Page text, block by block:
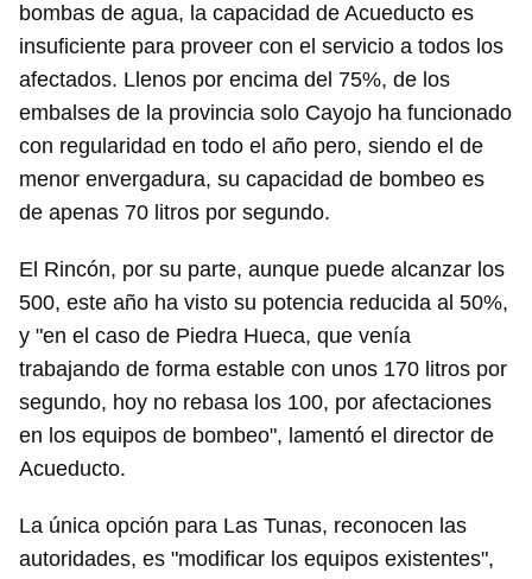
bombas de agua, la capacidad de Acueducto es
insuficiente para proveer con el servicio a todos los
afectados. Llenos por encima del 75%, de los
embalses de la provincia solo Cayojo ha funcionado
con regularidad en todo el año pero, siendo el de
menor envergadura, su capacidad de bombeo es
de apenas 70 litros por segundo.
El Rincón, por su parte, aunque puede alcanzar los
500, este año ha visto su potencia reducida al 50%,
y "en el caso de Piedra Hueca, que venía
trabajando de forma estable con unos 170 litros por
segundo, hoy no rebasa los 100, por afectaciones
en los equipos de bombeo", lamentó el director de
Acueducto.
La única opción para Las Tunas, reconocen las
autoridades, es "modificar los equipos existentes",